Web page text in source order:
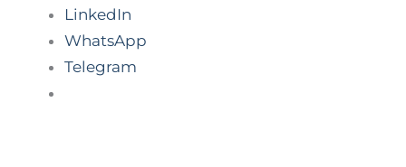
LinkedIn
WhatsApp
Telegram